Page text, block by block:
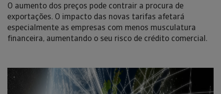
O aumento dos preços pode contrair a procura de
exportações. O impacto das novas tarifas afetará
especialmente as empresas com menos musculatura
financeira, aumentando o seu risco de crédito comercial.